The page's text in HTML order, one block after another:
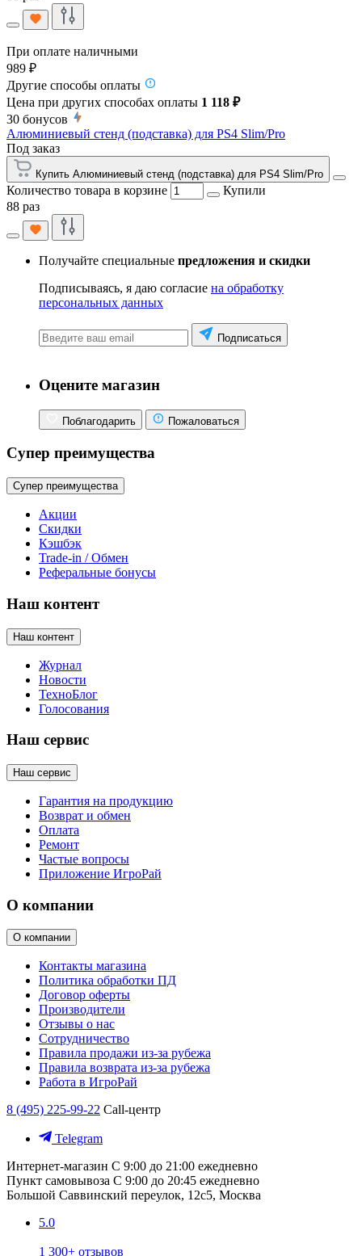
При оплате наличными
989 ₽
Другие способы оплаты
Цена при других способах оплаты 1 118 ₽
30 бонусов
Алюминиевый стенд (подставка) для PS4 Slim/Pro
Под заказ
Купить Алюминиевый стенд (подставка) для PS4 Slim/Pro
Количество товара в корзине
Купили
88 раз
Получайте специальные предложения и скидки
Подписываясь, я даю согласие на обработку
персональных данных
Подписаться
Оцените магазин
Поблагодарить Пожаловаться
Супер преимущества
Супер преимущества
Акции
Скидки
Кэшбэк
Trade-in / Обмен
Реферальные бонусы
Наш контент
Наш контент
Журнал
Новости
ТехноБлог
Голосования
Наш сервис
Наш сервис
Гарантия на продукцию
Возврат и обмен
Оплата
Ремонт
Частые вопросы
Приложение ИгроРай
О компании
О компании
Контакты магазина
Политика обработки ПД
Договор оферты
Производители
Отзывы о нас
Сотрудничество
Правила продажи из-за рубежа
Правила возврата из-за рубежа
Работа в ИгроРай
8 (495) 225-99-22 Call-центр
Telegram
Интернет-магазин С 9:00 до 21:00 ежедневно
Пункт самовывоза С 9:00 до 20:45 ежедневно
Большой Саввинский переулок, 12с5, Москва
5.0
1 300+ отзывов